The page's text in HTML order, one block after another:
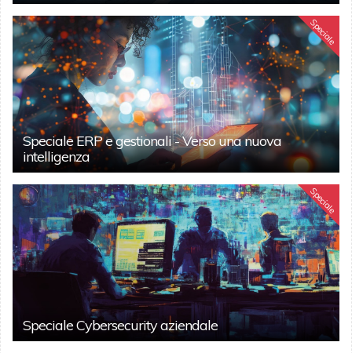
Speciale
Speciale ERP e gestionali - Verso una nuova
intelligenza
Speciale
Speciale Cybersecurity aziendale